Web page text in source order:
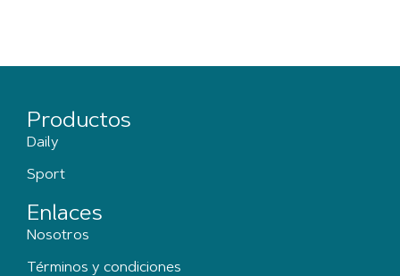
Productos
Daily
Sport
Enlaces
Nosotros
Términos y condiciones